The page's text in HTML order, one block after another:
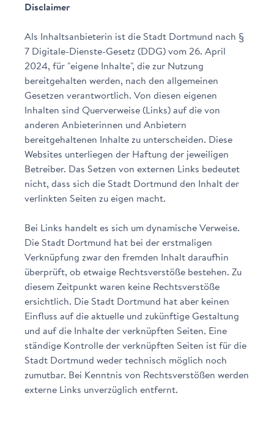
Disclaimer
Als Inhaltsanbieterin ist die Stadt Dortmund nach §
7 Digitale-Dienste-Gesetz (DDG) vom 26. April
2024, für "eigene Inhalte", die zur Nutzung
bereitgehalten werden, nach den allgemeinen
Gesetzen verantwortlich. Von diesen eigenen
Inhalten sind Querverweise (Links) auf die von
anderen Anbieterinnen und Anbietern
bereitgehaltenen Inhalte zu unterscheiden. Diese
Websites unterliegen der Haftung der jeweiligen
Betreiber. Das Setzen von externen Links bedeutet
nicht, dass sich die Stadt Dortmund den Inhalt der
verlinkten Seiten zu eigen macht.
Bei Links handelt es sich um dynamische Verweise.
Die Stadt Dortmund hat bei der erstmaligen
Verknüpfung zwar den fremden Inhalt daraufhin
überprüft, ob etwaige Rechtsverstöße bestehen. Zu
diesem Zeitpunkt waren keine Rechtsverstöße
ersichtlich. Die Stadt Dortmund hat aber keinen
Einfluss auf die aktuelle und zukünftige Gestaltung
und auf die Inhalte der verknüpften Seiten. Eine
ständige Kontrolle der verknüpften Seiten ist für die
Stadt Dortmund weder technisch möglich noch
zumutbar. Bei Kenntnis von Rechtsverstößen werden
externe Links unverzüglich entfernt.